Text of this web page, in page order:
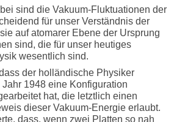
sind die Vakuum-Fluktuationen der
für unser Verständnis der
auf atomarer Ebene der Ursprung
sind, die für unser heutiges
wesentlich sind.
der holländische Physiker
1948 eine Konfiguration
hat, die letztlich einen
dieser Vakuum-Energie erlaubt.
dass, wenn zwei Platten so nah